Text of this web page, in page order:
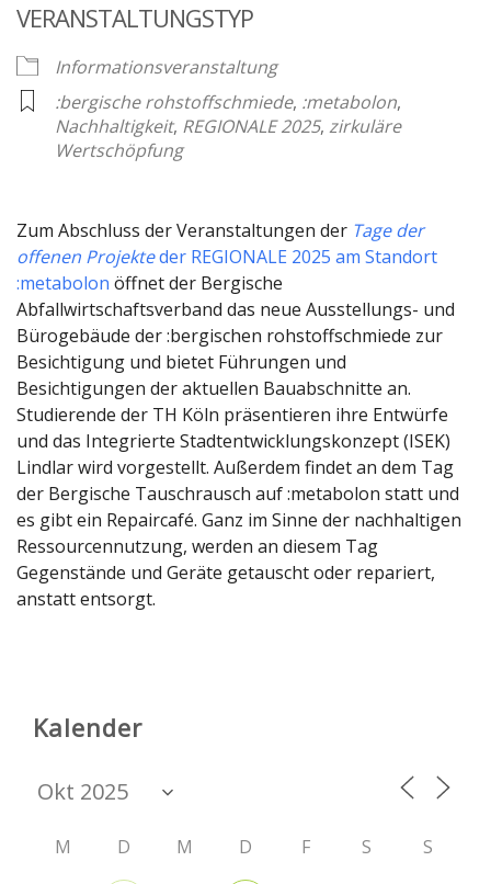
VERANSTALTUNGSTYP
Informationsveranstaltung
:bergische rohstoffschmiede, :metabolon,
Nachhaltigkeit, REGIONALE 2025, zirkuläre
Wertschöpfung
Zum Abschluss der Veranstaltungen der Tage der
offenen Projekteder REGIONALE 2025 am Standort
:metabolon öffnet der Bergische
Abfallwirtschaftsverband das neue Ausstellungs- und
Bürogebäude der :bergischen rohstoffschmiede zur
Besichtigung und bietet Führungen und
Besichtigungen der aktuellen Bauabschnitte an.
Studierende der TH Köln präsentieren ihre Entwürfe
und das Integrierte Stadtentwicklungskonzept (ISEK)
Lindlar wird vorgestellt. Außerdem findet an dem Tag
der Bergische Tauschrausch auf :metabolon statt und
es gibt ein Repaircafé. Ganz im Sinne der nachhaltigen
Ressourcennutzung, werden an diesem Tag
Gegenstände und Geräte getauscht oder repariert,
anstatt entsorgt.
Kalender
M D M D F S S